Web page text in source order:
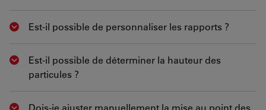
Show answer
Est-il possible de personnaliser les rapports ?
Show answer
Est-il possible de déterminer la hauteur des
particules ?
Dois-je ajuster manuellement la mise au point des